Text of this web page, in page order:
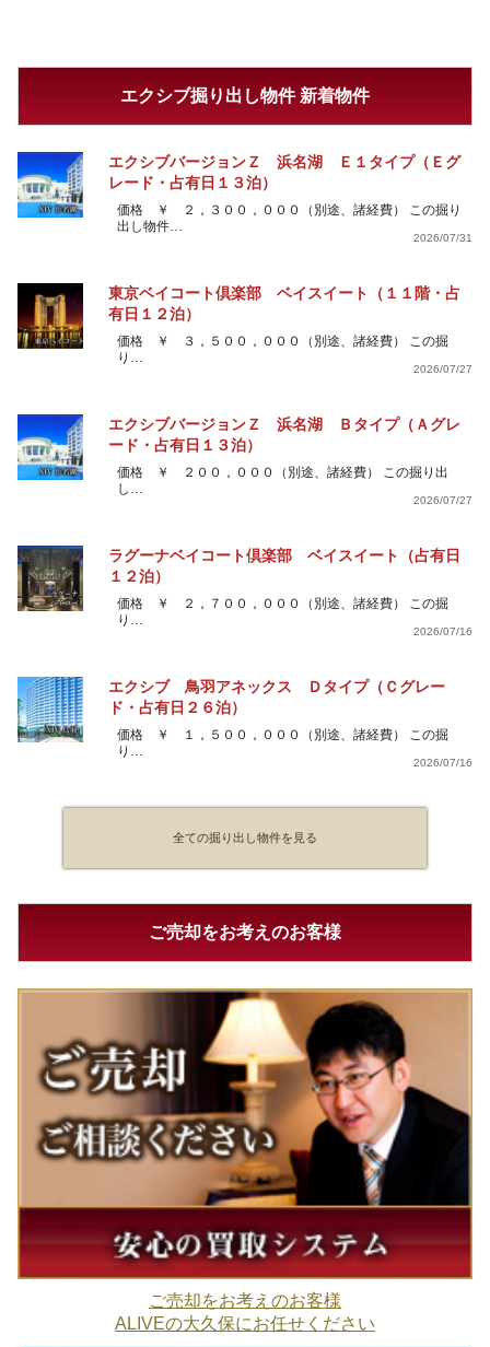
エクシブ掘り出し物件 新着物件
エクシブバージョンＺ 浜名湖 Ｅ１タイプ（Ｅグ
レード・占有日１３泊）
価格 ￥ ２，３００，０００（別途、諸経費） この掘り
出し物件…
2026/07/31
東京ベイコート倶楽部 ベイスイート（１１階・占
有日１２泊）
価格 ￥ ３，５００，０００（別途、諸経費） この掘
り…
2026/07/27
エクシブバージョンＺ 浜名湖 Ｂタイプ（Ａグレ
ード・占有日１３泊）
価格 ￥ ２００，０００（別途、諸経費） この掘り出
し…
2026/07/27
ラグーナベイコート倶楽部 ベイスイート（占有日
１２泊）
価格 ￥ ２，７００，０００（別途、諸経費） この掘
り…
2026/07/16
エクシブ 鳥羽アネックス Ｄタイプ（Ｃグレー
ド・占有日２６泊）
価格 ￥ １，５００，０００（別途、諸経費） この掘
り…
2026/07/16
全ての掘り出し物件を見る
ご売却をお考えのお客様
ご売却をお考えのお客様
ALIVEの大久保にお任せください